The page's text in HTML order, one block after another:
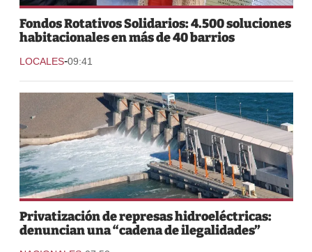
Fondos Rotativos Solidarios: 4.500 soluciones
habitacionales en más de 40 barrios
LOCALES-09:41
Privatización de represas hidroeléctricas:
denuncian una “cadena de ilegalidades”